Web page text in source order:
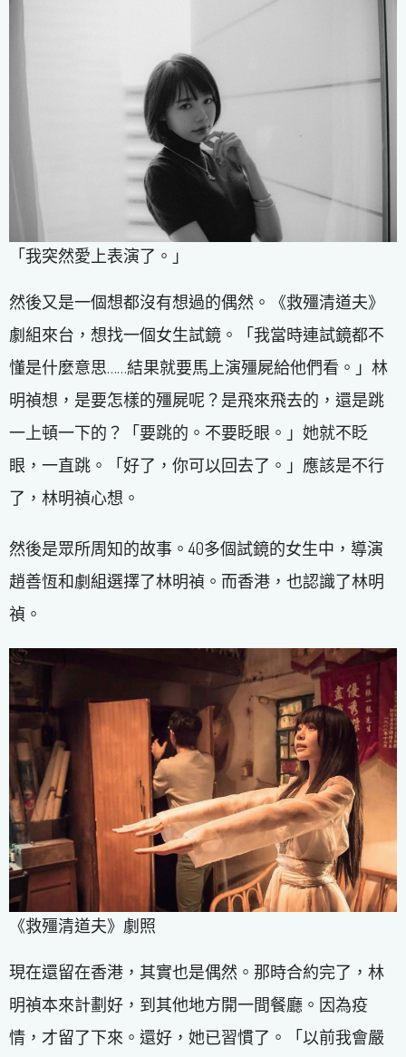
「我突然愛上表演了。」
然後又是一個想都沒有想過的偶然。《救殭清道夫》
劇組來台，想找一個女生試鏡。「我當時連試鏡都不
懂是什麼意思……結果就要馬上演殭屍給他們看。」林
明禎想，是要怎樣的殭屍呢？是飛來飛去的，還是跳
一上頓一下的？「要跳的。不要眨眼。」她就不眨
眼，一直跳。「好了，你可以回去了。」應該是不行
了，林明禎心想。
然後是眾所周知的故事。40多個試鏡的女生中，導演​​​​
趙善恆和劇組選擇了林明禎。而香港，也認識了林明
禎。
《救殭清道夫》劇照
現在還留在香港，其實也是偶然。那時合約完了，林
明禎本來計劃好，到其他地方開一間餐廳。因為疫
情，才留了下來。還好，她已習慣了。「以前我會嚴